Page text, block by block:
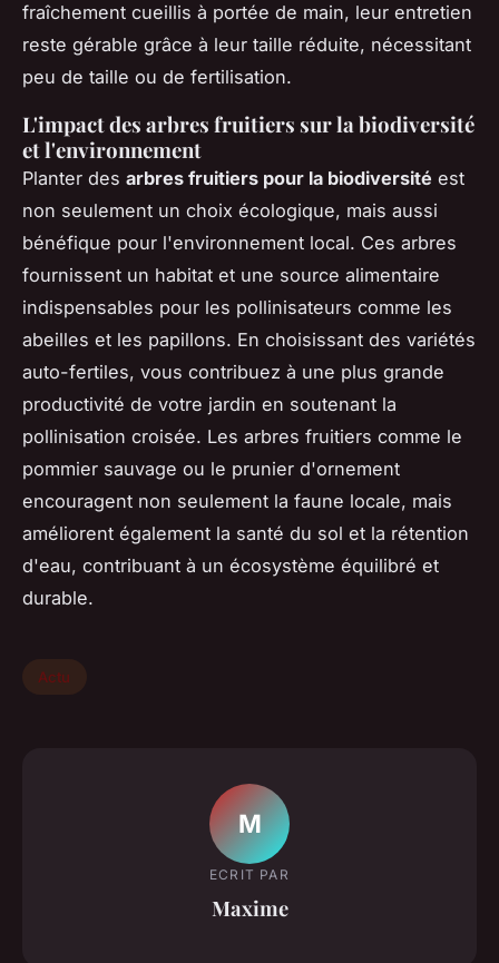
fraîchement cueillis à portée de main, leur entretien
reste gérable grâce à leur taille réduite, nécessitant
peu de taille ou de fertilisation.
L'impact des arbres fruitiers sur la biodiversité
et l'environnement
Planter des arbres fruitiers pour la biodiversité est
non seulement un choix écologique, mais aussi
bénéfique pour l'environnement local. Ces arbres
fournissent un habitat et une source alimentaire
indispensables pour les pollinisateurs comme les
abeilles et les papillons. En choisissant des variétés
auto-fertiles, vous contribuez à une plus grande
productivité de votre jardin en soutenant la
pollinisation croisée. Les arbres fruitiers comme le
pommier sauvage ou le prunier d'ornement
encouragent non seulement la faune locale, mais
améliorent également la santé du sol et la rétention
d'eau, contribuant à un écosystème équilibré et
durable.
Actu
M
ECRIT PAR
Maxime